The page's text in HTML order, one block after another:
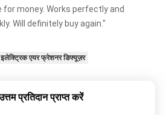
for money. Works perfectly and
Will definitely buy again."
इलेक्ट्रिक एयर फ्रेशनर डिफ्यूज़र
प्रतिदान प्राप्त करें